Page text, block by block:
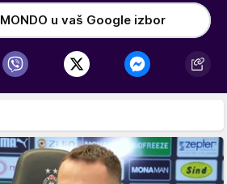
u vaš Google izbor